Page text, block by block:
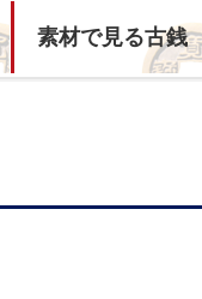
素材で見る古銭